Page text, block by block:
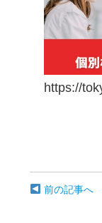
https://
前の記事へ